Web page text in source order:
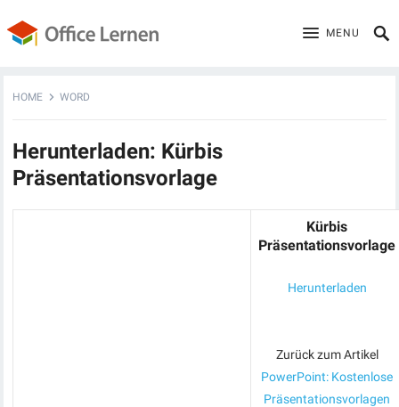
MENU
HOME WORD
Herunterladen: Kürbis
Präsentationsvorlage
Kürbis
Präsentationsvorlage
Herunterladen
Zurück zum Artikel
PowerPoint: Kostenlose
Präsentationsvorlagen